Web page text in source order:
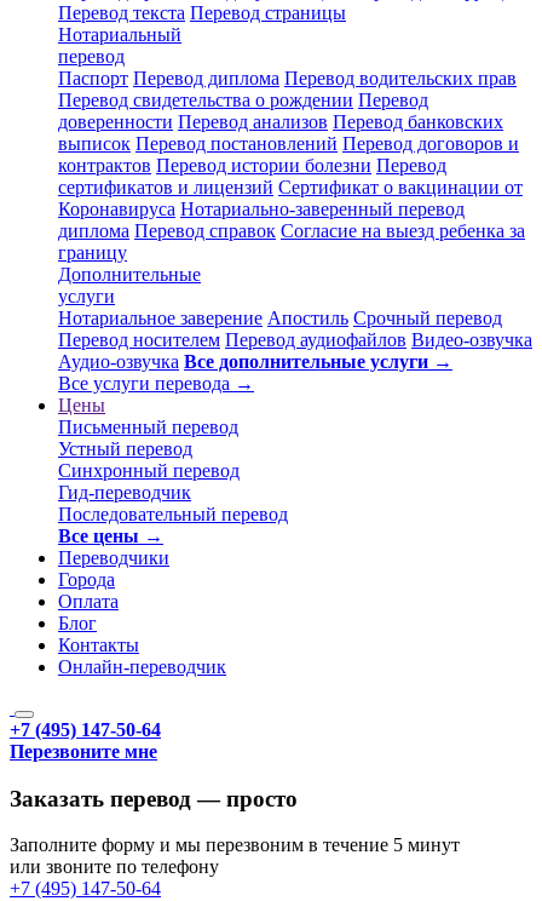
Перевод текста Перевод страницы
Нотариальный
перевод
Паспорт Перевод диплома Перевод водительских прав
Перевод свидетельства о рождении Перевод
доверенности Перевод анализов Перевод банковских
выписок Перевод постановлений Перевод договоров и
контрактов Перевод истории болезни Перевод
сертификатов и лицензий Сертификат о вакцинации от
Коронавируса Нотариально-заверенный перевод
диплома Перевод справок Согласие на выезд ребенка за
границу
Дополнительные
услуги
Нотариальное заверение Апостиль Срочный перевод
Перевод носителем Перевод аудиофайлов Видео-озвучка
Аудио-озвучка Все дополнительные услуги →
Все услуги перевода →
Цены
Письменный перевод
Устный перевод
Синхронный перевод
Гид-переводчик
Последовательный перевод
Все цены →
Переводчики
Города
Оплата
Блог
Контакты
Онлайн-переводчик
+7 (495) 147-50-64
Перезвоните мне
Заказать перевод — просто
Заполните форму и мы перезвоним в течение 5 минут
или звоните по телефону
+7 (495) 147-50-64